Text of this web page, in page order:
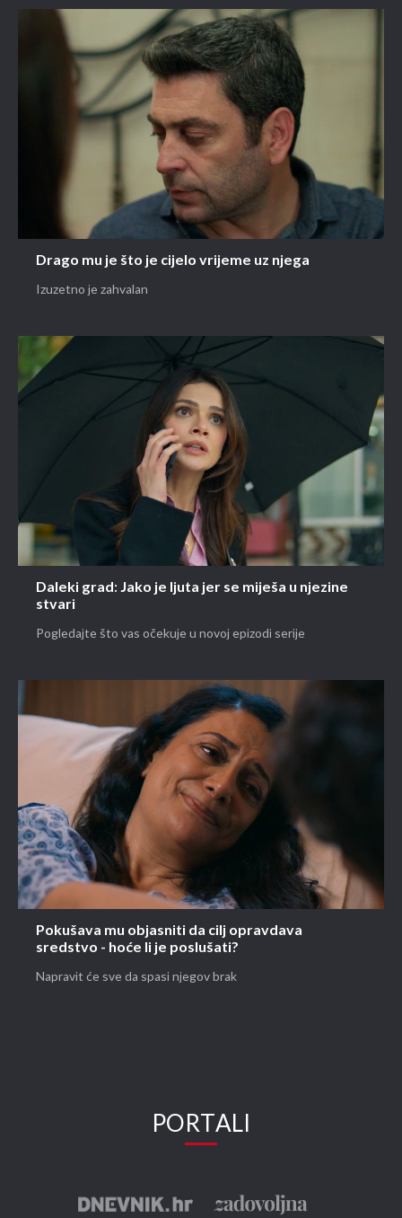
Drago mu je što je cijelo vrijeme uz njega
Izuzetno je zahvalan
Daleki grad: Jako je ljuta jer se miješa u njezine
stvari
Pogledajte što vas očekuje u novoj epizodi serije
Pokušava mu objasniti da cilj opravdava
sredstvo - hoće li je poslušati?
Napravit će sve da spasi njegov brak
PORTALI